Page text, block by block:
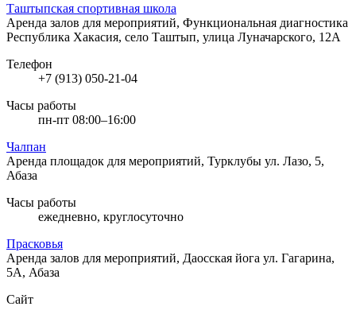
Таштыпская спортивная школа
Аренда залов для мероприятий, Функциональная диагностика
Республика Хакасия, село Таштып, улица Луначарского, 12А
Телефон
+7 (913) 050-21-04
Часы работы
пн-пт 08:00–16:00
Чалпан
Аренда площадок для мероприятий, Турклубы ул. Лазо, 5,
Абаза
Часы работы
ежедневно, круглосуточно
Прасковья
Аренда залов для мероприятий, Даосская йога ул. Гагарина,
5А, Абаза
Сайт